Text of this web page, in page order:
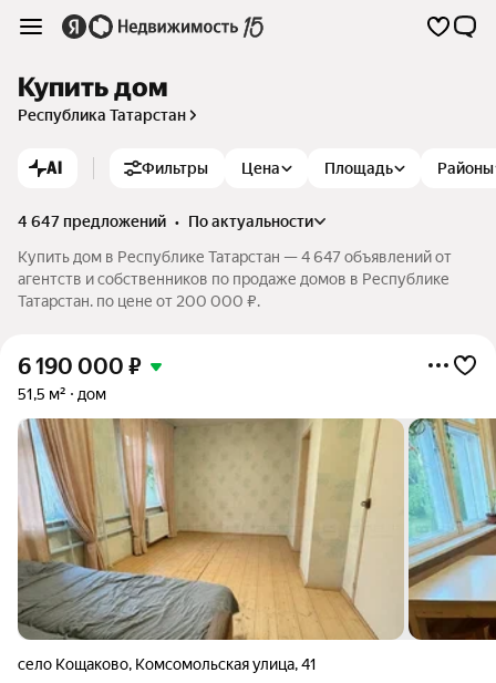
Купить дом
Республика Татарстан
AI Фильтры Цена Площадь Районы
4 647 предложений •
по актуальности
Купить дом в Республике Татарстан — 4 647 объявлений от
агентств и собственников по продаже домов в Республике
Татарстан. по цене от 200 000 ₽.
6 190 000 ₽
51,5 м² дом
село Кощаково, Комсомольская улица,41